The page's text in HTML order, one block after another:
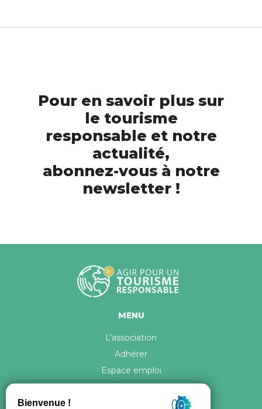
Pour en savoir plus sur
le tourisme
responsable et notre
actualité,
abonnez-vous à notre
newsletter !
MENU
L’association
Adhérer
Espace emploi
Contact